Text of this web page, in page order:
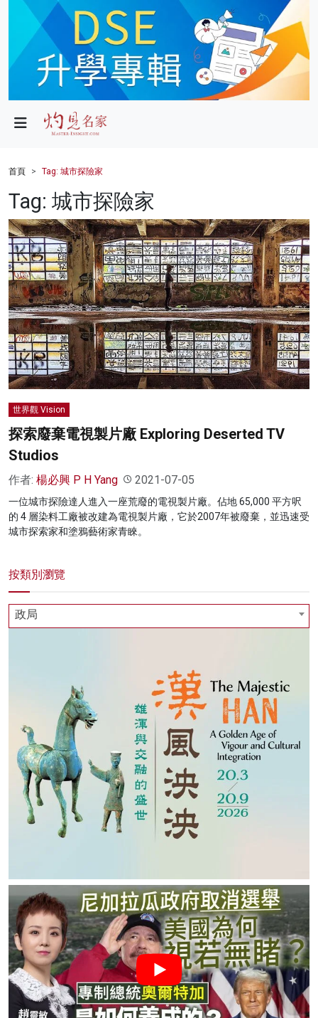
政局
財經
健康
商業
科技
影片
名家榜
灼見活動
首頁 Tag: 城市探險家
Tag: 城市探險家
世界觀 Vision
探索廢棄電視製片廠 Exploring Deserted TV
Studios
作者: 楊必興 P H Yang 2021-07-05
一位城市探險達人進入一座荒廢的電視製片廠。佔地 65,000 平方呎
的 4 層染料工廠被改建為電視製片廠，它於2007年被廢棄，並迅速受
城市探索家和塗鴉藝術家青睞。
按類別瀏覽
政局